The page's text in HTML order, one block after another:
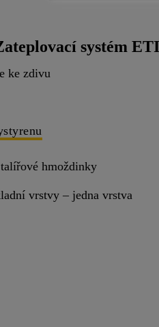
systém
ke zdivu
hmoždinky
vrstvy – jedna vrstva